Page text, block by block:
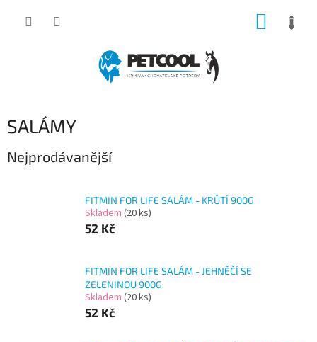
SALÁMY
Nejprodávanější
FITMIN FOR LIFE SALÁM - KRŮTÍ 900G
Skladem (20 ks)
52 Kč
FITMIN FOR LIFE SALÁM - JEHNĚČÍ SE
ZELENINOU 900G
Skladem (20 ks)
52 Kč